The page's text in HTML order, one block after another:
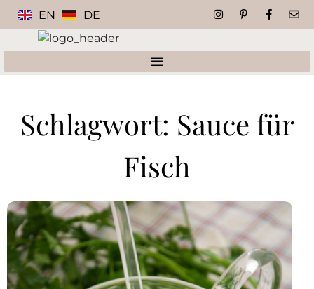
EN DE
Schlagwort: Sauce für
Fisch